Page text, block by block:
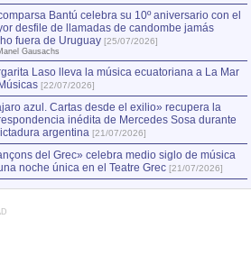
Bantú celebra su 10º aniversario con el
desfile de llamadas de candombe jamás
fuera de Uruguay [25/07/2026]
Gausachs
Laso lleva la música ecuatoriana a La Mar
[22/07/2026]
azul. Cartas desde el exilio» recupera la
inédita de Mercedes Sosa durante
argentina [21/07/2026]
del Grec» celebra medio siglo de música
noche única en el Teatre Grec [21/07/2026]